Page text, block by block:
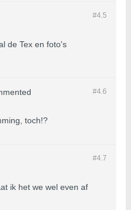
#4.5
de Tex en foto's
#4.6
toch!?
#4.7
ik het we wel even af